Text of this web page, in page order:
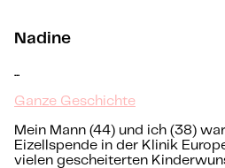
Nadine
...
Ganze Geschichte
Mein Mann (44) und ich (38)
Eizellspende in der Klinik
vielen gescheiterten